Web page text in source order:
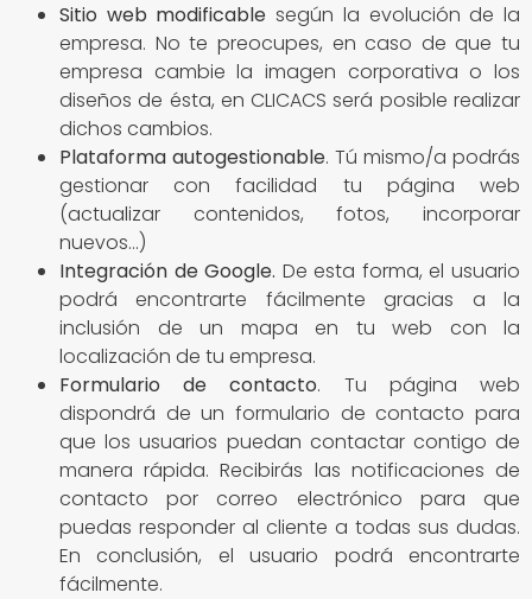
Sitio web modificable según la evolución de la
empresa. No te preocupes, en caso de que tu
empresa cambie la imagen corporativa o los
diseños de ésta, en CLICACS será posible realizar
dichos cambios.
Plataforma autogestionable. Tú mismo/a podrás
gestionar con facilidad tu página web
(actualizar contenidos, fotos, incorporar
nuevos…)
Integración de Google. De esta forma, el usuario
podrá encontrarte fácilmente gracias a la
inclusión de un mapa en tu web con la
localización de tu empresa.
Formulario de contacto. Tu página web
dispondrá de un formulario de contacto para
que los usuarios puedan contactar contigo de
manera rápida. Recibirás las notificaciones de
contacto por correo electrónico para que
puedas responder al cliente a todas sus dudas.
En conclusión, el usuario podrá encontrarte
fácilmente.